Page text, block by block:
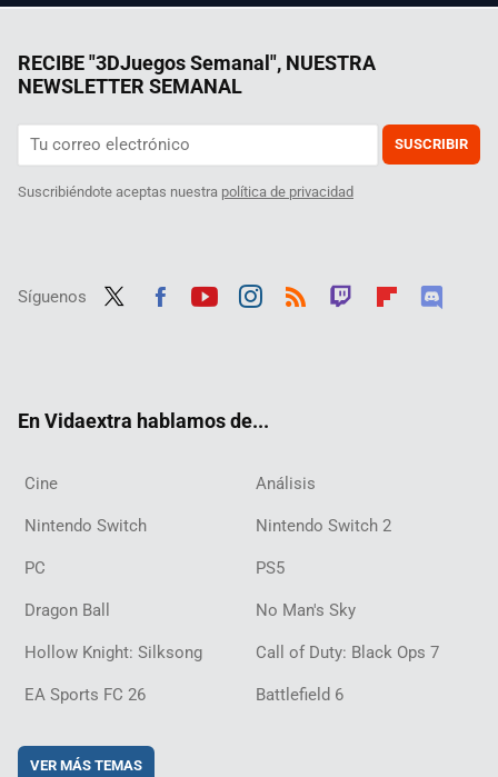
RECIBE "3DJuegos Semanal", NUESTRA
NEWSLETTER SEMANAL
SUSCRIBIR
Suscribiéndote aceptas nuestra política de privacidad
Síguenos
En Vidaextra hablamos de...
Cine Análisis
Nintendo Switch Nintendo Switch 2
PC PS5
Dragon Ball No Man's Sky
Hollow Knight: Silksong Call of Duty: Black Ops 7
EA Sports FC 26 Battlefield 6
VER MÁS TEMAS